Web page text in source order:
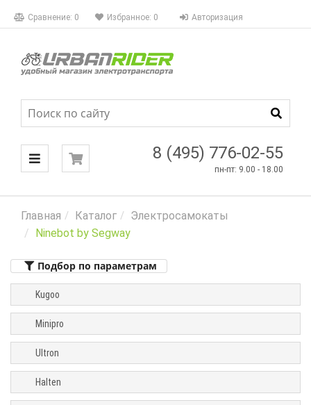
Сравнение: 0 Избранное: 0 Авторизация
8 (495) 776-02-55
пн-пт: 9.00 - 18.00
КАТАЛОГ
МЕНЮ
Главная Каталог
Электросамокаты
Ninebot by Segway
Подбор по параметрам
Бренд
Весовая
Максимальная
скорость
Запас
Максимальная
нагрузка
Kugoo
Minipro
Ultron
Halten